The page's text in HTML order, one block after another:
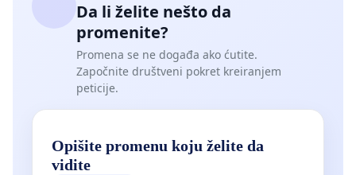
Da li želite nešto da
promenite?
Promena se ne događa ako ćutite.
Započnite društveni pokret kreiranjem
peticije.
Opišite promenu koju želite da
vidite